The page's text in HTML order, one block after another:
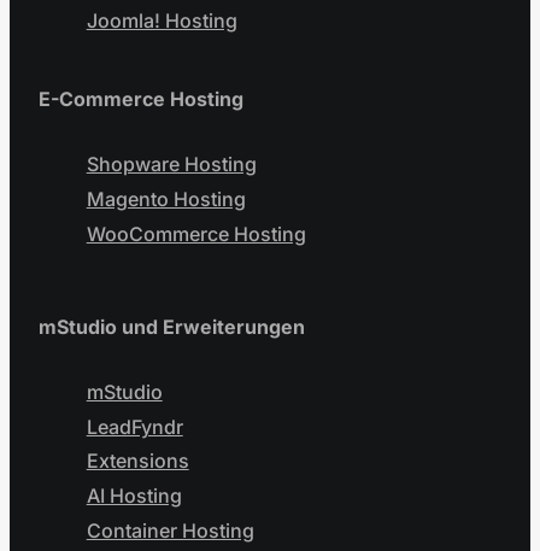
Joomla! Hosting
E-Commerce Hosting
Shopware Hosting
Magento Hosting
WooCommerce Hosting
mStudio und Erweiterungen
mStudio
LeadFyndr
Extensions
AI Hosting
Container Hosting